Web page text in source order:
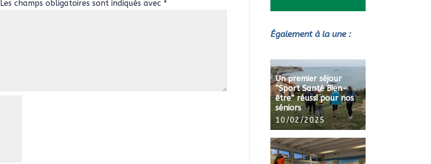
Les champs obligatoires sont indiqués avec *
Également à la une :
Un premier séjour
“Sport Santé Bien-
être” réussi pour nos
séniors
10/02/2025